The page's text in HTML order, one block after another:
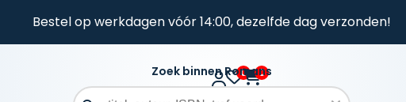
Bestel op werkdagen vóór 14:00, dezelfde dag verzonden!
0 0
Zoek binnen Romans